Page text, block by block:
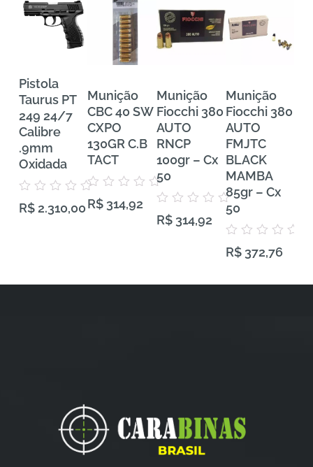
Pistola
Taurus PT
249 24/7
Calibre
.9mm
Oxidada
0
R$2.310,00
Munição
CBC 40 SW
CXPO
130GR C.B
TACT
0
R$ 314,92
Munição
Fiocchi 380
AUTO
RNCP
100gr – Cx
50
0
R$ 314,92
Munição
Fiocchi 380
AUTO
FMJTC
BLACK
MAMBA
85gr – Cx
50
0
R$372,76